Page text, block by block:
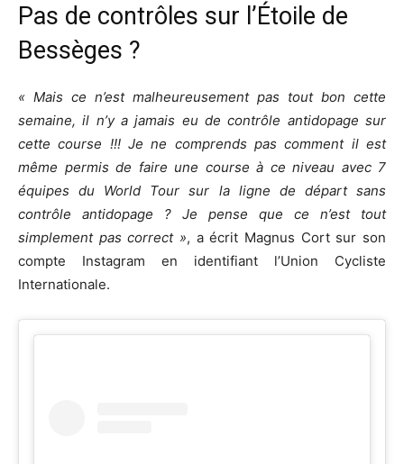
Pas de contrôles sur l’Étoile de
Bessèges ?
« Mais ce n’est malheureusement pas tout bon cette
semaine, il n’y a jamais eu de contrôle antidopage sur
cette course !!! Je ne comprends pas comment il est
même permis de faire une course à ce niveau avec 7
équipes du World Tour sur la ligne de départ sans
contrôle antidopage ? Je pense que ce n’est tout
simplement pas correct », a écrit Magnus Cort sur son
compte Instagram en identifiant l’Union Cycliste
Internationale.